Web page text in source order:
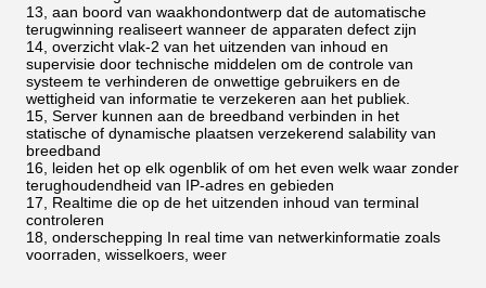
13, aan boord van waakhondontwerp dat de automatische
terugwinning realiseert wanneer de apparaten defect zijn
14, overzicht vlak-2 van het uitzenden van inhoud en
supervisie door technische middelen om de controle van
systeem te verhinderen de onwettige gebruikers en de
wettigheid van informatie te verzekeren aan het publiek.
15, Server kunnen aan de breedband verbinden in het
statische of dynamische plaatsen verzekerend salability van
breedband
16, leiden het op elk ogenblik of om het even welk waar zonder
terughoudendheid van IP-adres en gebieden
17, Realtime die op de het uitzenden inhoud van terminal
controleren
18, onderschepping In real time van netwerkinformatie zoals
voorraden, wisselkoers, weer